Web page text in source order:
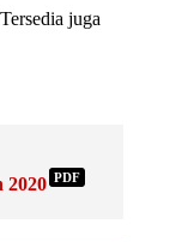
juga
2020 PDF